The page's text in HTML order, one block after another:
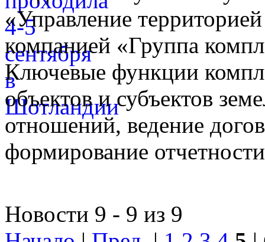
«Управление
компанией «Группа
Ключевые функции
объектов и субъектов
отношений, ведение
формирование
Новости 9 - 9 из 9